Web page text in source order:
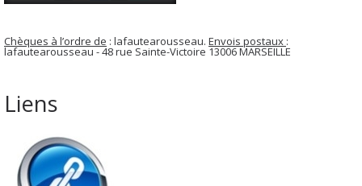
Chèques à l’ordre de : lafautearousseau. Envois postaux :
lafautearousseau - 48 rue Sainte-Victoire 13006 MARSEILLE
Liens